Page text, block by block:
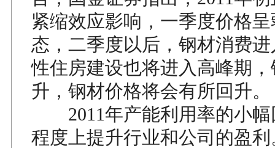
紧缩效应影响，一季度价格
态，二季度以后，钢材消费
性住房建设也将进入高峰期
升，钢材价格将会有所回升。
2011年产能利用率的小幅
程度上提升行业和公司的盈